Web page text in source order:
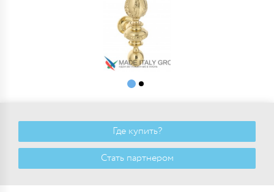
Где купить?
Стать партнером